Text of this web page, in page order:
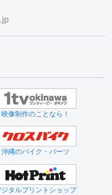
映像制作のことなら！
沖縄のバイク・パーツ
ジタルプリントショップ